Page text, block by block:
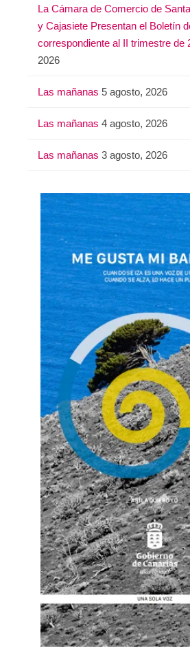
La Cámara de Comercio de
y Cajasiete Presentan el Boletín
correspondiente al II trimestre de
2026
Las mañanas 5 agosto, 2026
Las mañanas 4 agosto, 2026
Las mañanas 3 agosto, 2026